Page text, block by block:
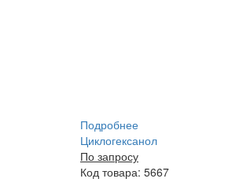
Подробнее
Циклогексанол
По запросу
Код товара: 5667